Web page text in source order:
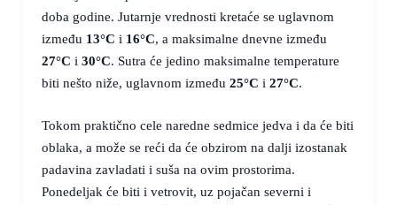
doba godine. Jutarnje vrednosti kretaće se uglavnom
između 13°C i 16°C, a maksimalne dnevne između
27°C i 30°C. Sutra će jedino maksimalne temperature
biti nešto niže, uglavnom između 25°C i 27°C.
Tokom praktično cele naredne sedmice jedva i da će biti
oblaka, a može se reći da će obzirom na dalji izostanak
padavina zavladati i suša na ovim prostorima.
Ponedeljak će biti i vetrovit, uz pojačan severni i